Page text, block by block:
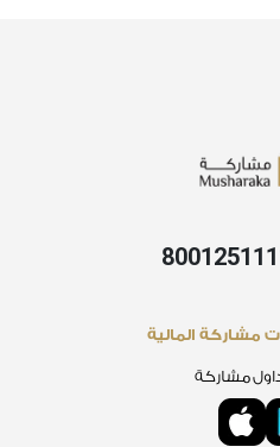
مشاركة المالية
مشاركة